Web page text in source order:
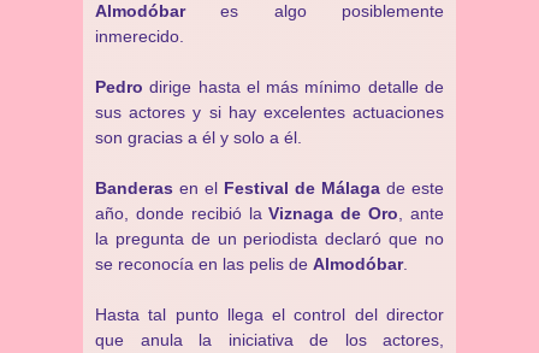
Almodóbares algo posiblemente
inmerecido.
Pedro dirige hasta el más mínimo detalle de
sus actores y si hay excelentes actuaciones
son gracias a él y solo a él.
Banderas en el Festival de Málaga de este
año, donde recibió laViznaga de Oro , ante
la pregunta de un periodista declaró que no
se reconocía en las pelis de Almodóbar.
Hasta tal punto llega el control del director
que anula la iniciativa de los actores,